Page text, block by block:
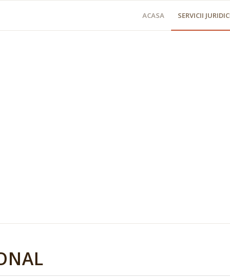
ACASA SERVICII